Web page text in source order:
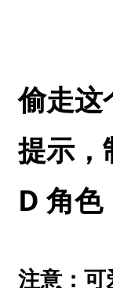
偷走
提示，
D 角色
注意：可